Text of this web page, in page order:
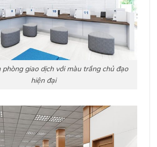
phòng giao dịch với màu trắng chủ đạo
hiện đại